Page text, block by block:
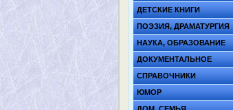
ДЕТСКИЕ КНИГИ
ПОЭЗИЯ, ДРАМАТУРГИЯ
НАУКА, ОБРАЗОВАНИЕ
ДОКУМЕНТАЛЬНОЕ
СПРАВОЧНИКИ
ЮМОР